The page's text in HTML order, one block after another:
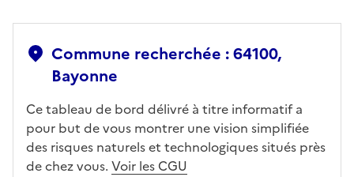
Commune recherchée : 64100,
Bayonne
Ce tableau de bord délivré à titre informatif a
pour but de vous montrer une vision simplifiée
des risques naturels et technologiques situés près
de chez vous. Voir les CGU